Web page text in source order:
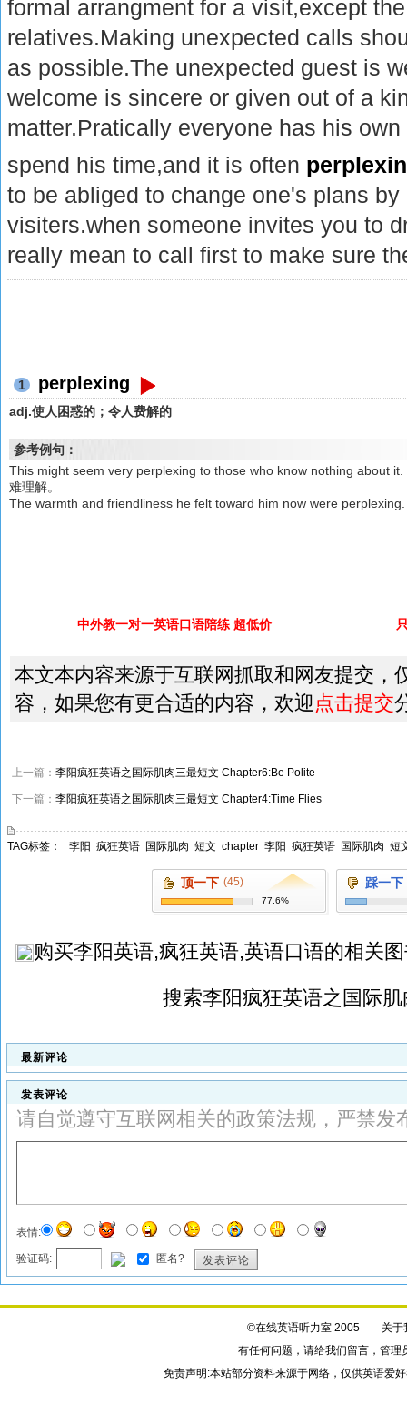
formal arrangment for a visit,except
relatives.Making unexpected calls
as possible.The unexpected guest is
welcome is sincere or given out of a
matter.Pratically everyone has his
spend his time,and it is often
to be abliged to change one's plans
visiters.when someone invites you to
really mean to call first to make sure
1 perplexing
adj.使人困惑的；令人费解的
参考例句：
This might seem very perplexing to those who know nothing about
难理解。
The warmth and friendliness he felt toward him now were
中外教一对一英语口语陪练 超低价
本文本内容来源于互联网抓取和网友提交，
容，如果您有更合适的内容，欢迎点击提交
上一篇： 李阳疯狂英语之国际肌肉三最短文 Chapter6:Be Polite
下一篇： 李阳疯狂英语之国际肌肉三最短文 Chapter4:Time Flies
TAG标签： 李阳 疯狂英语 国际肌肉 短文 chapter 李阳 疯狂英语 国际肌肉 短
顶一下 (45)
77.6%
踩一下
购买李阳英语,疯狂英语,英语口语的相关
搜索李阳疯狂英语之国际
最新评论
发表评论
请自觉遵守互联网相关的政策法规，严禁发
表情:
验证码: 匿名? 发表评论
©在线英语听力室 2005 关于
有任何问题，请给我们留言，管理
免责声明:本站部分资料来源于网络，仅供英语爱